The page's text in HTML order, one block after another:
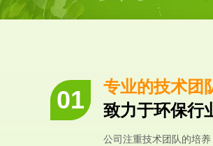
专业的技术团
致力于环保行
公司注重技术团队的培